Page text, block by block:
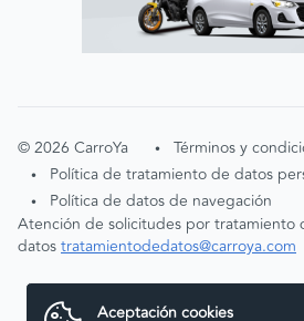
©2026 CarroYa • Términos y
• Política de tratamiento de datos
•
Política de datos de navegación
Atención de solicitudes por tratamiento
datostratamientodedatos@carroya.com
Aceptación cookies